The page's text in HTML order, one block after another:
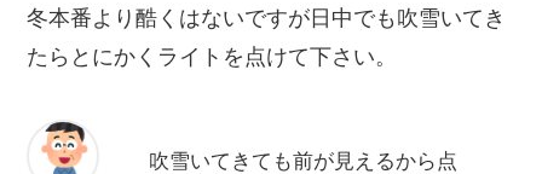
冬本番より酷くはないですが日中でも吹雪いてき
たらとにかくライトを点けて下さい。
吹雪いてきても前が見えるから点